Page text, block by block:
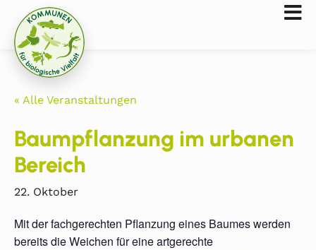
« Alle Veranstaltungen
Baumpflanzung im urbanen
Bereich
22. Oktober
Mit der fachgerechten Pflanzung eines Baumes werden
bereits die Weichen für eine artgerechte